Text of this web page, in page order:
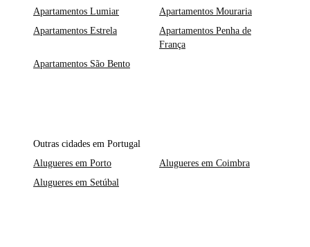
Apartamentos Lumiar
Apartamentos Mouraria
Apartamentos Estrela
Apartamentos Penha de
França
Apartamentos São Bento
Outras cidades em Portugal
Alugueres em Porto
Alugueres em Coimbra
Alugueres em Setúbal